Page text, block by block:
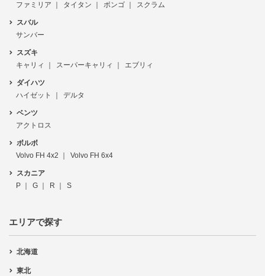
ファミリア
タイタン ボンゴ スクラム
スバル
サンバー
スズキ
キャリィ
スーパーキャリィ エブリィ
ダイハツ
ハイゼット
デルタ
ベンツ
アクトロス
ボルボ
Volvo FH 4x2
Volvo FH 6x4
スカニア
P
G R S
エリアで探す
北海道
東北